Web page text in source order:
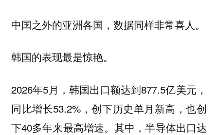
中国之外的亚洲各国，数据同样非常喜人。
韩国的表现最是惊艳。
2026年5月，韩国出口额达到877.5亿美元，
同比增长53.2%，创下历史单月新高，也创
下40多年来最高增速。其中，半导体出口达